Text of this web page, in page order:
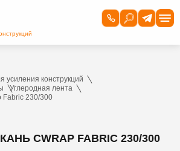
усиления конструкций
Углеродная лента
Fabric 230/300
CWRAP FABRIC 230/300